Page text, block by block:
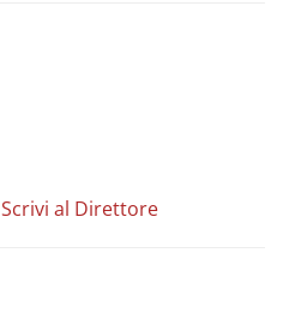
Scrivi al Direttore